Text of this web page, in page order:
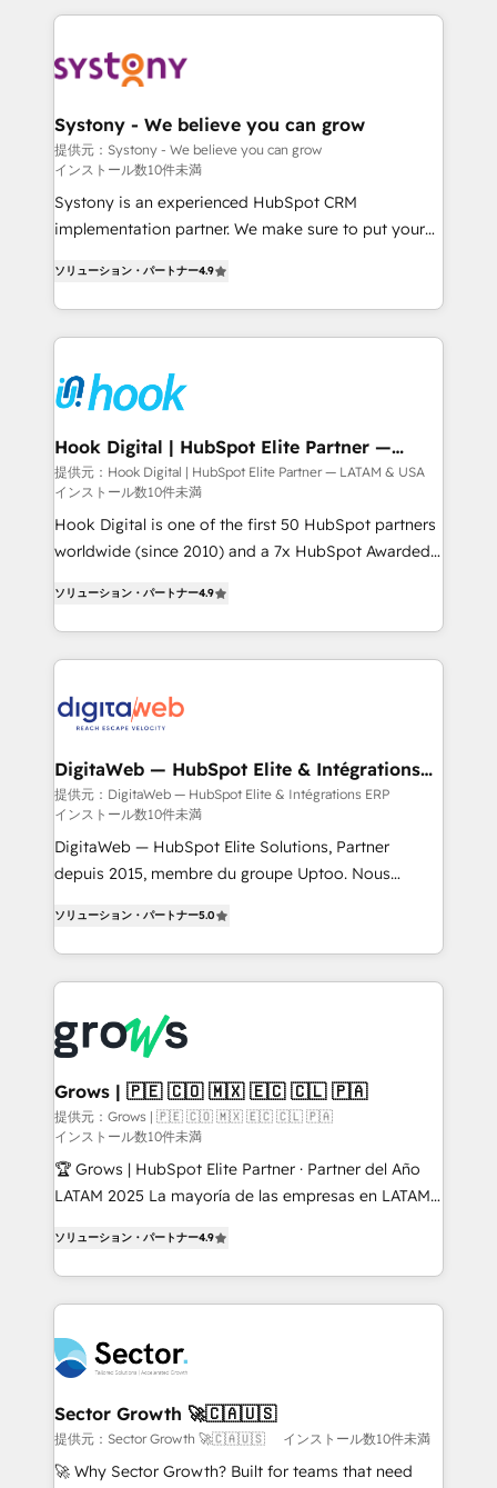
solutions and services, have allowed the group to
to accompany companies on their digital
transformation journey.
to help you keep winning. What We Do ⚙️ CRM
Data & Content 📈 Sales & Marketing Alignment +
Agent Creation 🔄 Custom Integrations & Data
Migration Why 1406 We become part of your team.
Your team learns while we build. We fix what others
broke. Built for mid-market reality—practical
solutions that work with your actual headcount and
HubSpot partners 🔄 Top 5% globally in client
retention 📅 8+ years of consistent results since 2017
Who We Serve Revenue teams, marketing leaders,
move beyond spreadsheets into unified systems
that drive real business results.
Systony - We believe you can grow
提供元：Systony - We believe you can grow
インストール数10件未満
Systony is an experienced HubSpot CRM
implementation partner. We make sure to put your
with your organization. We are only satisfied once
you are too. Why Systony? - 20+ years of
experience with CRM, Marketing, Sales & Service
Own back-end developers - Complex data
migrations (e.g. Salesforce, MS Dynamics, Perfect
View, SuperOffice) - Custom integrations (e.g. MS
Business Central, Navision, AX, SAP, Exact, AFAS) We
focus on growing B2B companies in the SME sector
such as manufacturing, SaaS, business services and
wholesaler companies. As an experienced HubSpot
That's why we have developed a step-by-step
implementation process that focuses on user
adoption. We’re experts on connecting data,
strive for optimal customer processes and
experiences. Systony – We believe you can grow!
ソリューション・パートナー4.9
Hook Digital | HubSpot Elite Partner —
LATAM & USA
提供元：Hook Digital | HubSpot Elite Partner — LATAM & USA
インストール数10件未満
Hook Digital is one of the first 50 HubSpot partners
worldwide (since 2010) and a 7x HubSpot Awarded
Brazil, and LATAM, we combine global expertise with
regional experience. Today, we are Brazil’s largest
HubSpot Elite Partner—trusted by companies across
Implementation & Migration Onboarding across all
Station, Freshdesk, Intercom, and more. Custom
objects, automations, and integrations built for
growth. 🚀 AI-Driven GTM Orchestration Unify
HubSpot with LinkedIn, WhatsApp, email, paid
media, and AI voice to drive pipeline. 🤖 AI Custom
prospecting, follow-ups, service triage, and
knowledge retrieval—built in HubSpot. ⚡ Fast-Track
& Growth-Track Services Fast-Track: Rapid HubSpot
advanced optimization & adoption 📍 São Paulo, BR
• Des Moines, IA • New York, NY
ソリューション・パートナー4.9
DigitaWeb — HubSpot Elite & Intégrations
ERP
提供元：DigitaWeb — HubSpot Elite & Intégrations ERP
インストール数10件未満
DigitaWeb — HubSpot Elite Solutions, Partner
depuis 2015, membre du groupe Uptoo. Nous
Ventes et Service sur HubSpot grâce à la Revenue
Architecture : alignement des équipes, pipeline
prévisible, croissance mesurable. 🔌 Intégrations
Dynamics..), VOIP (Aircall, Ringover, Modjo), Shopify,
Oneflow. 💻 Développements custom : CRM UI
Extensions (React), Serverless Node.js, Custom
Objects, thèmes HubL, agents IA & Breeze AI. 🎯
Secteurs : Industrie, Distribution B2B, SaaS, Services
B2B, Immobilier, Viticulture, Finance. 🚀 Nos livrables
: migration sécurisée, implémentation Marketing +
HubSpot temps réel, formation équipes. 🏆 +350
projets livrés. Accrédités HubSpot CRM
Implementation, Data Migration & Custom
digitaweb.com
ソリューション・パートナー5.0
Grows | 🇵🇪 🇨🇴 🇲🇽 🇪🇨 🇨🇱 🇵🇦
提供元：Grows | 🇵🇪 🇨🇴 🇲🇽 🇪🇨 🇨🇱 🇵🇦
インストール数10件未満
🏆 Grows | HubSpot Elite Partner · Partner del Año
LATAM 2025 La mayoría de las empresas en LATAM
problema de orden. Equipos desalineados, datos
dispersos y procesos que dependen de personas
clave — no de sistemas. Eso frena el crecimiento,
⚙️ Grows ordena los procesos comerciales, alinea
marketing, ventas y servicio, e implementa HubSpot
de forma que genera resultados reales desde las
primeras semanas — no meses. 🤝 No entregamos
proyectos y nos vamos. Nos quedamos como
ソリューション・パートナー4.9
Sector Growth 🚀🇨🇦🇺🇸
提供元：Sector Growth 🚀🇨🇦🇺🇸 インストール数10件未満
🚀 Why Sector Growth? Built for teams that need